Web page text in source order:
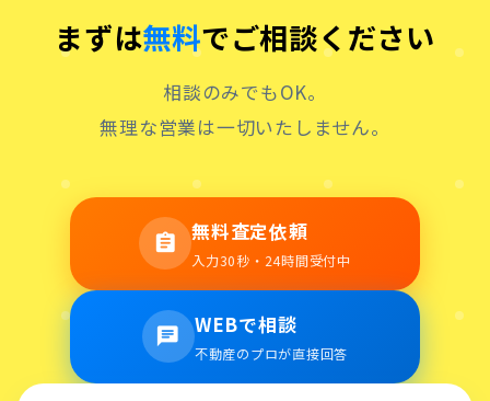
まずは無料でご相談ください
相談のみでもOK。
無理な営業は一切いたしません。
assignment 無料査定依頼
入力30秒・24時間受付中
chat WEBで相談
不動産のプロが直接回答